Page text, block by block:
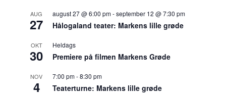
AUG
27
august 27 @ 6:00 pm-september 12 @ 7:30 pm
Hålogaland teater: Markens lille grøde
OKT
30
Heldags
Premiere på filmen Markens Grøde
NOV
4
7:00 pm-8:30 pm
Teaterturne: Markens lille grøde